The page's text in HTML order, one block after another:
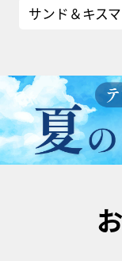
サンド＆キス